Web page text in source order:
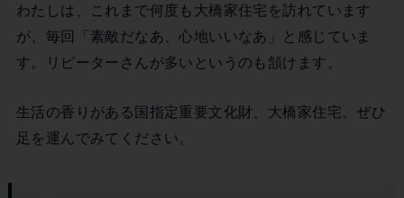
わたしは、これまで何度も大橋家住宅を訪れています
が、毎回「素敵だなあ、心地いいなあ」と感じていま
す。リピーターさんが多いというのも頷けます。
生活の香りがある国指定重要文化財、大橋家住宅。ぜひ
足を運んでみてください。